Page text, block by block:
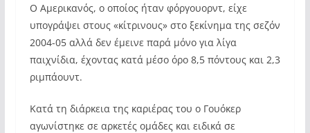
Ο Αμερικανός, ο οποίος ήταν φόργουορντ, είχε
υπογράψει στους «κίτρινους» στο ξεκίνημα της σεζόν
2004-05 αλλά δεν έμεινε παρά μόνο για λίγα
παιχνίδια, έχοντας κατά μέσο όρο 8,5 πόντους και 2,3
ριμπάουντ.
Κατά τη διάρκεια της καριέρας του ο Γουόκερ
αγωνίστηκε σε αρκετές ομάδες και ειδικά σε